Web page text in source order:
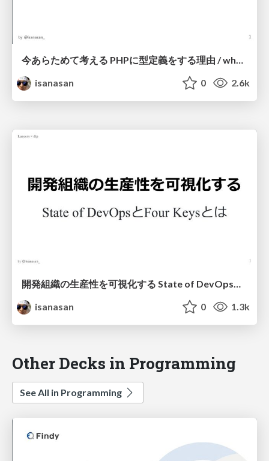
今あらためて考える PHPに型定義をする理由 / why use type hint and static analyse at php
isanasan
0 2.6k
開発組織の生産性を可視化する State of DevOpsとFour Keysとは / deep dive into State of DevOps
isanasan
0 1.3k
Other Decks in Programming
See All in Programming